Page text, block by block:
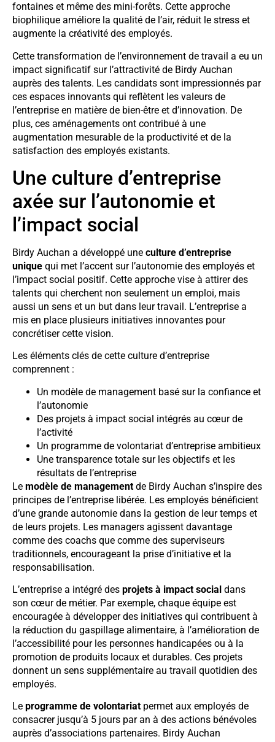
fontaines et même des mini-forêts. Cette approche
biophilique améliore la qualité de l’air, réduit le stress et
augmente la créativité des employés.
Cette transformation de l’environnement de travail a eu un
impact significatif sur l’attractivité de Birdy Auchan
auprès des talents. Les candidats sont impressionnés par
ces espaces innovants qui reflètent les valeurs de
l’entreprise en matière de bien-être et d’innovation. De
plus, ces aménagements ont contribué à une
augmentation mesurable de la productivité et de la
satisfaction des employés existants.
Une culture d’entreprise
axée sur l’autonomie et
l’impact social
Birdy Auchan a développé une culture d’entreprise
unique qui met l’accent sur l’autonomie des employés et
l’impact social positif. Cette approche vise à attirer des
talents qui cherchent non seulement un emploi, mais
aussi un sens et un but dans leur travail. L’entreprise a
mis en place plusieurs initiatives innovantes pour
concrétiser cette vision.
Les éléments clés de cette culture d’entreprise
comprennent :
Un modèle de management basé sur la confiance et
l’autonomie
Des projets à impact social intégrés au cœur de
l’activité
Un programme de volontariat d’entreprise ambitieux
Une transparence totale sur les objectifs et les
résultats de l’entreprise
Le modèle de management de Birdy Auchan s’inspire des
principes de l’entreprise libérée. Les employés bénéficient
d’une grande autonomie dans la gestion de leur temps et
de leurs projets. Les managers agissent davantage
comme des coachs que comme des superviseurs
traditionnels, encourageant la prise d’initiative et la
responsabilisation.
L’entreprise a intégré des projets à impact social dans
son cœur de métier. Par exemple, chaque équipe est
encouragée à développer des initiatives qui contribuent à
la réduction du gaspillage alimentaire, à l’amélioration de
l’accessibilité pour les personnes handicapées ou à la
promotion de produits locaux et durables. Ces projets
donnent un sens supplémentaire au travail quotidien des
employés.
Le programme de volontariat permet aux employés de
consacrer jusqu’à 5 jours par an à des actions bénévoles
auprès d’associations partenaires. Birdy Auchan